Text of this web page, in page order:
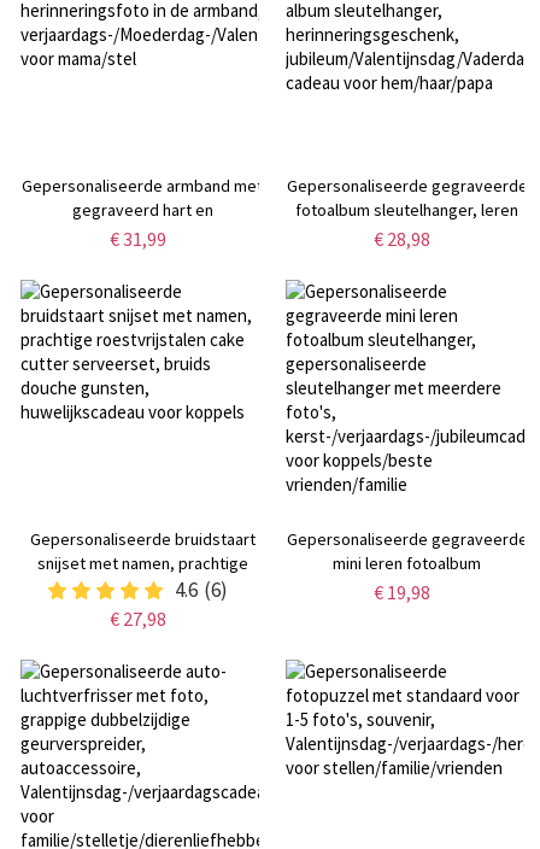
Gepersonaliseerde armband met
gegraveerd hart en
fotoprojectie, subtiele
verjaardags-/Moederdag-/Valentijnsdagcadeau
voor mama/stel
€ 31,99
Gepersonaliseerde gegraveerde
fotoalbum sleutelhanger, leren
gevouwen album sleutelhanger,
jubileum/Valentijnsdag/Vaderdag
cadeau voor hem/haar/papa
€ 28,98
Gepersonaliseerde bruidstaart
snijset met namen, prachtige
roestvrijstalen cake cutter
serveerset, bruids douche
gunsten, huwelijkscadeau voor
koppels
4.6 (6)
€ 27,98
Gepersonaliseerde gegraveerde
mini leren fotoalbum
sleutelhanger,
foto's,
kerst-/verjaardags-/
voor koppels/beste
vrienden/familie
€ 19,98